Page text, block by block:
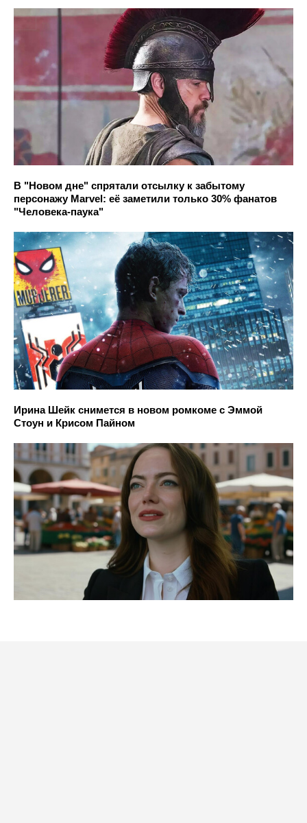
В "Новом дне" спрятали отсылку к забытому
персонажу Marvel: её заметили только 30% фанатов
"Человека-паука"
Ирина Шейк снимется в новом ромкоме с Эммой
Стоун и Крисом Пайном